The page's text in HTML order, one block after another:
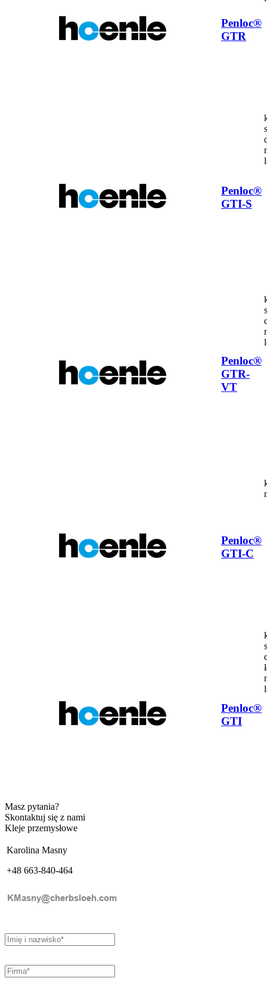
Penloc®
GTR
Penloc®
GTI-S
Penloc®
GTR-
VT
Penloc®
GTI-C
Penloc®
GTI
Masz pytania?
Skontaktuj się z nami
Kleje przemysłowe
Karolina Masny
+48 663-840-464